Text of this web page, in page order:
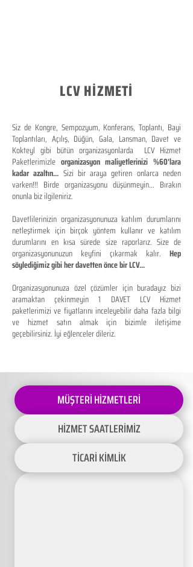
LCV HİZMETİ
Siz de Kongre, Sempozyum, Konferans, Toplantı, Bayi
Toplantıları, Açılış, Düğün, Gala, Lansman, Davet ve
Kokteyl gibi bütün organizasyonlarda LCV Hizmet
Paketlerimizle organizasyon maliyetlerinizi %60'lara
kadar azaltın... Sizi bir araya getiren onlarca neden
varken!!! Birde organizasyonu düşünmeyin... Bırakın
onunla biz ilgileniriz.
Davetlilerinizin organizasyonunuza katılım durumlarını
netleştirmek için birçok yöntem kullanır ve katılım
durumlarını en kısa sürede size raporlarız. Size de
organizasyonunuzun keyfini çıkarmak kalır. Hep
söylediğimiz gibi her davetten önce bir LCV...
Organizasyonunuza özel çözümler için buradayız bizi
aramaktan çekinmeyin 1 DAVET LCV Hizmet
paketlerimizi ve fiyatlarını inceleyebilir daha fazla bilgi
ve hizmet satın almak için bizimle iletişime
geçebilirsiniz. İyi eğlenceler dileriz.
MÜŞTERİ HİZMETLERİ
HİZMET SAATLERİMİZ
TİCARİ KİMLİK